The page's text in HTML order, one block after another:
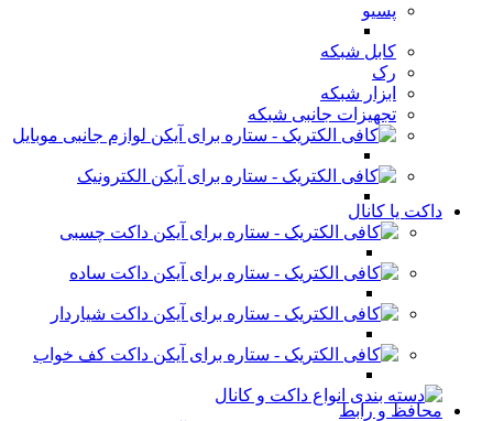
پسیو
کابل شبکه
رک
ابزار شبکه
تجهیزات جانبی شبکه
لوازم جانبی موبایل
الکترونیک
داکت یا کانال
داکت چسبی
داکت ساده
داکت شیاردار
داکت کف خواب
محافظ و رابط